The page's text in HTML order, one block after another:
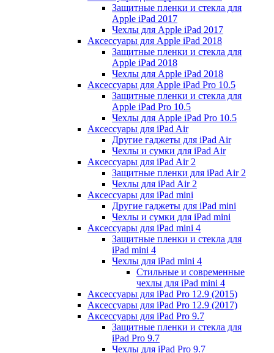
Защитные пленки и стекла для
Apple iPad 2017
Чехлы для Apple iPad 2017
Аксессуары для Apple iPad 2018
Защитные пленки и стекла для
Apple iPad 2018
Чехлы для Apple iPad 2018
Аксессуары для Apple iPad Pro 10.5
Защитные пленки и стекла для
Apple iPad Pro 10.5
Чехлы для Apple iPad Pro 10.5
Аксессуары для iPad Air
Другие гаджеты для iPad Air
Чехлы и сумки для iPad Air
Аксессуары для iPad Air 2
Защитные пленки для iPad Air 2
Чехлы для iPad Air 2
Аксессуары для iPad mini
Другие гаджеты для iPad mini
Чехлы и сумки для iPad mini
Аксессуары для iPad mini 4
Защитные пленки и стекла для
iPad mini 4
Чехлы для iPad mini 4
Стильные и современные
чехлы для iPad mini 4
Аксессуары для iPad Pro 12.9 (2015)
Аксессуары для iPad Pro 12.9 (2017)
Аксессуары для iPad Pro 9.7
Защитные пленки и стекла для
iPad Pro 9.7
Чехлы для iPad Pro 9.7